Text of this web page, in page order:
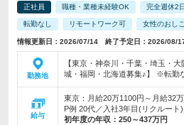
正社員 職種・業種未経験OK 完全週休2
転勤なし リモートワーク可 女性のおし
情報更新日：2026/07/14 終了予定日：2026/08/
勤務地
【東京・神奈川・千葉・埼玉・
城・福岡・北海道募集♪】 ※転勤
給与
東京：月給20万1100円～月給32
P例 20代／入社3年目(リクルート
初年度の年収： 250～437万円